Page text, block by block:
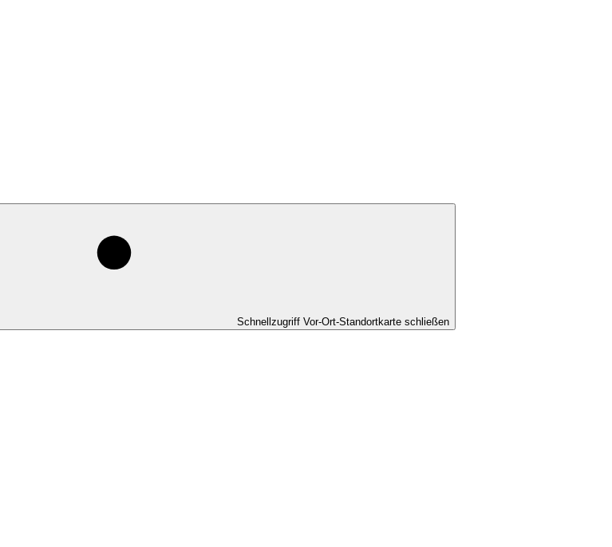
Schnellzugriff Vor-Ort-Standortkarte schließen